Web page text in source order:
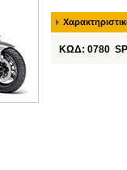
ΚΩΔ: 0780